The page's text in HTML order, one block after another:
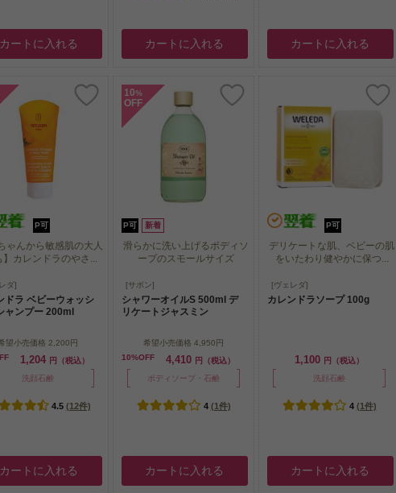
カートに入れる カートに入れる カートに入れる
P可
ゃんから敏感肌の大人
】カレンドラのやさ...
ゃんから敏感肌の大人
カレンドラのやさ...
ダ]
ドラ ベビーウォッシ
ャンプー 200ml
望小売価格 2,200円
1,204 円（税込）
洗顔石鹸
4.5 (12件)
カートに入れる
10%
OFF
P可 新着
滑らかに洗い上げるボディソ
ープのスモールサイズ
滑らかに洗い上げるボディソ
ープのスモールサイズ
[サボン]
シャワーオイルS 500ml デ
リケートジャスミン
希望小売価格 4,950円
10%OFF
4,410 円（税込）
ボディソープ・石鹸
4 (1件)
カートに入れる
P可
デリケートな肌、ベビーの肌
をいたわり健やかに保つ...
デリケートな肌、ベビーの肌
をいたわり健やかに保つ...
[ヴェレダ]
カレンドラソープ 100g
1,100 円（税込）
洗顔石鹸
4 (1件)
カートに入れる